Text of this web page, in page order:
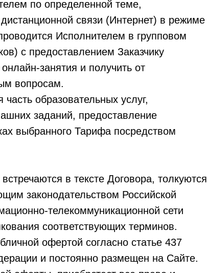
по определенной теме,
связи (Интернет) в режиме
Исполнителем в групповом
с предоставлением Заказчику
занятия и получить от
вопросам.
образовательных услуг,
заданий, предоставление
выбранного Тарифа посредством
в тексте Договора, толкуются
законодательством Российской
телекоммуникационной сети
соответствующих терминов.
офертой согласно статье 437
и постоянно размещен на Сайте.